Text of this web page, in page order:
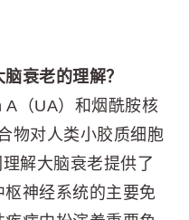
衰老的理解？
（UA）和烟酰胺核
物对人类小胶质细胞
解大脑衰老提供了
神经系统的主要免